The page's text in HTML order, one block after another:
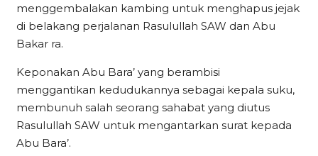
menggembalakan kambing untuk menghapus jejak
di belakang perjalanan Rasulullah SAW dan Abu
Bakar ra.
Keponakan Abu Bara’ yang berambisi
menggantikan kedudukannya sebagai kepala suku,
membunuh salah seorang sahabat yang diutus
Rasulullah SAW untuk mengantarkan surat kepada
Abu Bara’.